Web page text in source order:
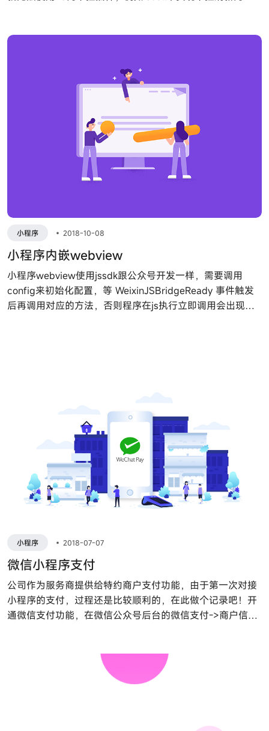
小程序 • 2018-10-08
小程序内嵌webview
小程序webview使用jssdk跟公众号开发一样，需要调用
config来初始化配置，等 WeixinJSBridgeReady 事件触发
后再调用对应的方法，否则程序在js执行立即调用会出现无
小程序 • 2018-07-07
微信小程序支付
公司作为服务商提供给特约商户支付功能，由于第一次对接
小程序的支付，过程还是比较顺利的，在此做个记录吧！开
通微信支付功能，在微信公众号后台的微信支付->商户信息